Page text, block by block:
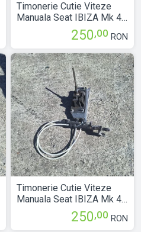
Timonerie Cutie Viteze
Manuala Seat IBIZA Mk 4
(6L) 2002 > 2008
6Q0711049CG250,00 RON
Timonerie Cutie Viteze
Manuala Seat IBIZA Mk 4
(6L) 2002 > 2008
250,00 RON